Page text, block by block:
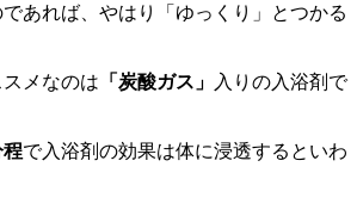
あれば、やはり「ゆっくり」とつかる
スメなのは 「炭酸ガス」
入りの入浴剤で
程で入浴剤の効果は体に浸透するといわ